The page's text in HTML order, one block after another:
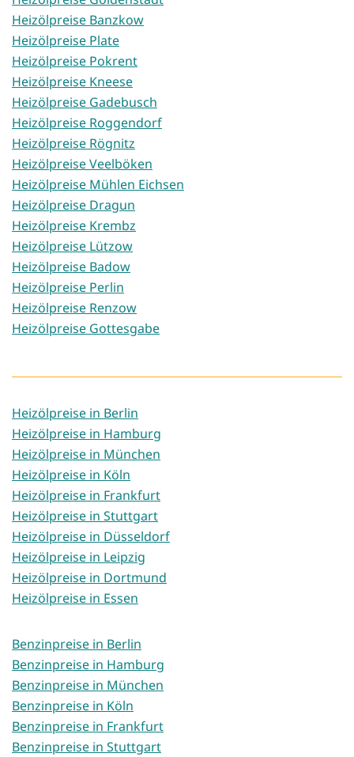
Heizölpreise Banzkow
Heizölpreise Plate
Heizölpreise Pokrent
Heizölpreise Kneese
Heizölpreise Gadebusch
Heizölpreise Roggendorf
Heizölpreise Rögnitz
Heizölpreise Veelböken
Heizölpreise Mühlen Eichsen
Heizölpreise Dragun
Heizölpreise Krembz
Heizölpreise Lützow
Heizölpreise Badow
Heizölpreise Perlin
Heizölpreise Renzow
Heizölpreise Gottesgabe
Heizölpreise in Berlin
Heizölpreise in Hamburg
Heizölpreise in München
Heizölpreise in Köln
Heizölpreise in Frankfurt
Heizölpreise in Stuttgart
Heizölpreise in Düsseldorf
Heizölpreise in Leipzig
Heizölpreise in Dortmund
Heizölpreise in Essen
Benzinpreise in Berlin
Benzinpreise in Hamburg
Benzinpreise in München
Benzinpreise in Köln
Benzinpreise in Frankfurt
Benzinpreise in Stuttgart